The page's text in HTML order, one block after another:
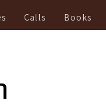
Books
Calls